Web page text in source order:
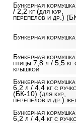
Бункерная
/ 2,2 кг (для кур,
перепелов и др.)
Бункерная
Бункерная
птицы 7,8 л / 5,5 кг
крышкой
Бункерная
6,2 л / 4,4 кг с
(БК-10) (для кур,
перепелов и др.)
Бункерная
6,2 л / 4,4 кг с